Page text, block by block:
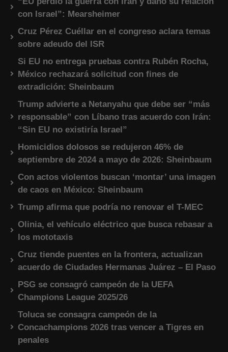
con Israel”: Mearsheimer
Cruz Pérez Cuéllar en el congreso aclara temas
sobre adeudo del ISR
Si EU no entrega pruebas contra Rubén Rocha,
México rechazará solicitud con fines de
extradición: Sheinbaum
Trump advierte a Netanyahu que debe ser “más
responsable” con Líbano tras acuerdo con Irán:
“Sin EU no existiría Israel”
Homicidios dolosos se redujeron 46% de
septiembre de 2024 a mayo de 2026: Sheinbaum
Con actos violentos buscan ‘montar’ una imagen
de caos en México: Sheinbaum
Trump afirma que podría no renovar el T-MEC
Olinia, el vehículo eléctrico que busca rebasar a
los mototaxis
Cruz tiende puentes en la frontera, actualizan
acuerdo de Ciudades Hermanas Juárez – El Paso
PSG se consagró campeón de la UEFA
Champions League 2025/26
Toluca se consagra campeón de la
Concachampions 2026 tras vencer a Tigres en
penales